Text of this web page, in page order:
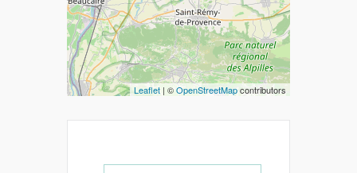
Leaflet | ©OpenStreetMapcontributors